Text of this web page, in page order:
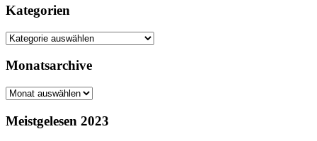
Kategorien
Kategorien
Monatsarchive
Monatsarchive
Meistgelesen 2023